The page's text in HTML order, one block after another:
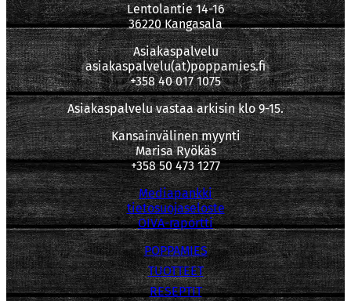
Lentolantie 14-16
36220 Kangasala
Asiakaspalvelu
asiakaspalvelu(at)poppamies.fi
+358 40 017 1075
Asiakaspalvelu vastaa arkisin klo 9-15.
Kansainvälinen myynti
Marisa Ryökäs
+358 50 473 1277
Mediapankki
tietosuojaseloste
OIVA-raportti
POPPAMIES
TUOTTEET
RESEPTIT